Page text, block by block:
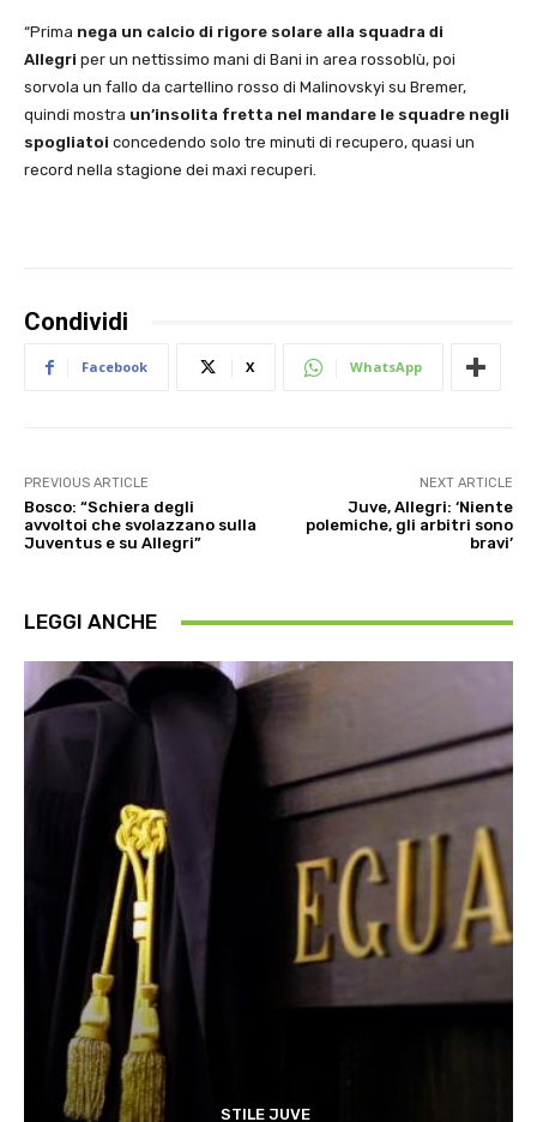
“Prima nega un calcio di rigore solare alla squadra di
Allegri per un nettissimo mani di Bani in area rossoblù, poi
sorvola un fallo da cartellino rosso di Malinovskyi su Bremer,
quindi mostra un’insolita fretta nel mandare le squadre negli
spogliatoi concedendo solo tre minuti di recupero, quasi un
record nella stagione dei maxi recuperi.
Condividi
Facebook X WhatsApp
PREVIOUS ARTICLE
Bosco: “Schiera degli
avvoltoi che svolazzano sulla
Juventus e su Allegri”
NEXT ARTICLE
Juve, Allegri: ‘Niente
polemiche, gli arbitri sono
bravi’
LEGGI ANCHE
STILE JUVE